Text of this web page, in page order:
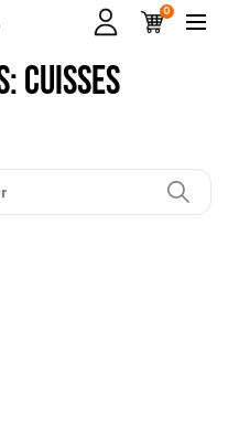
0
cuisses